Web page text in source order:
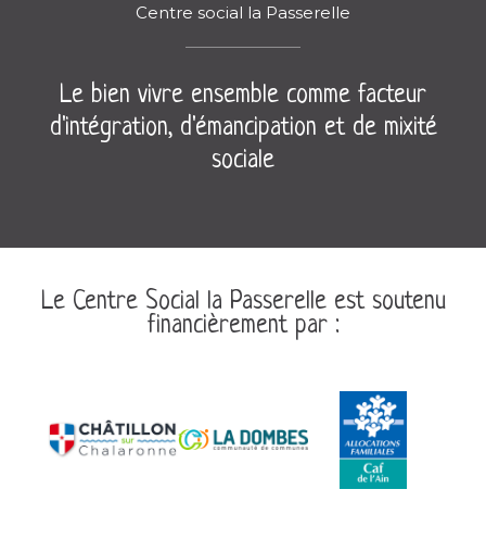
Centre social la Passerelle
Le bien vivre ensemble comme facteur
d'intégration, d'émancipation et de mixité
sociale
Le Centre Social la Passerelle est soutenu
financièrement par :